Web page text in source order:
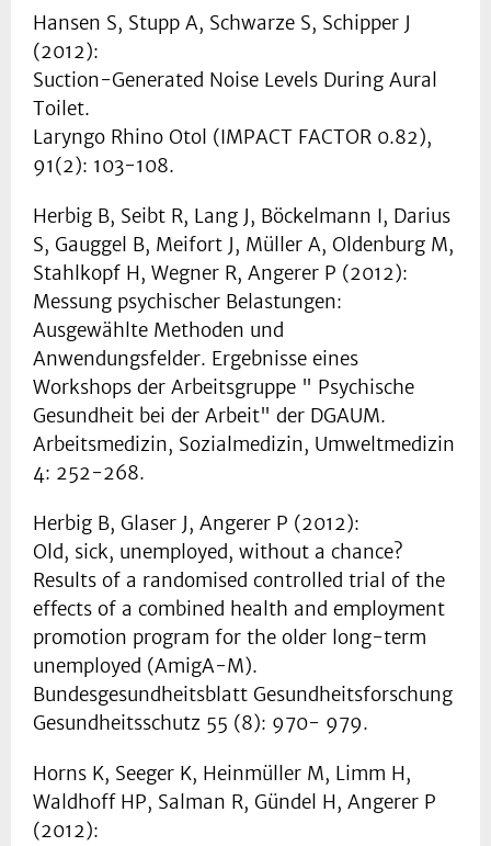
Hansen S, Stupp A, Schwarze S, Schipper J
(2012):
Suction-Generated Noise Levels During Aural
Toilet.
Laryngo Rhino Otol (IMPACT FACTOR 0.82),
91(2): 103-108.
Herbig B, Seibt R, Lang J, Böckelmann I, Darius
S, Gauggel B, Meifort J, Müller A, Oldenburg M,
Stahlkopf H, Wegner R, Angerer P (2012):
Messung psychischer Belastungen:
Ausgewählte Methoden und
Anwendungsfelder. Ergebnisse eines
Workshops der Arbeitsgruppe " Psychische
Gesundheit bei der Arbeit" der DGAUM.
Arbeitsmedizin, Sozialmedizin, Umweltmedizin
4: 252-268.
Herbig B, Glaser J, Angerer P (2012):
Old, sick, unemployed, without a chance?
Results of a randomised controlled trial of the
effects of a combined health and employment
promotion program for the older long-term
unemployed (AmigA-M).
Bundesgesundheitsblatt Gesundheitsforschung
Gesundheitsschutz 55 (8): 970- 979.
Horns K, Seeger K, Heinmüller M, Limm H,
Waldhoff HP, Salman R, Gündel H, Angerer P
(2012):